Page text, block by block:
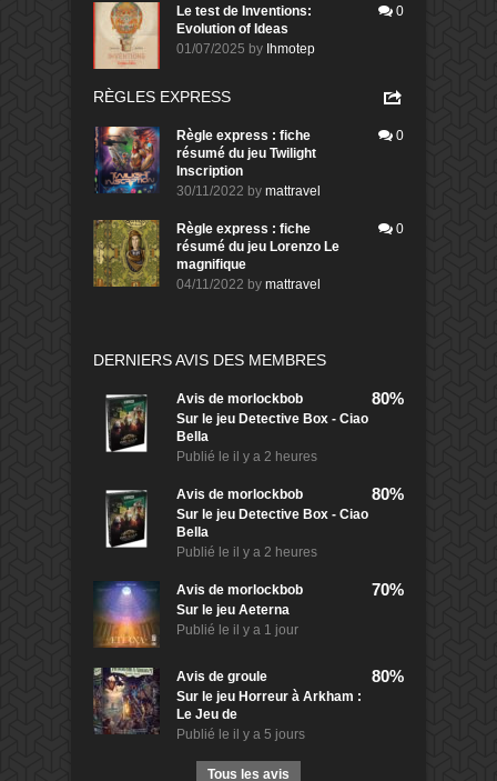
Le test de Inventions:
Evolution of Ideas
01/07/2025 by Ihmotep
0
RÈGLES EXPRESS
Règle express : fiche
résumé du jeu Twilight
Inscription
30/11/2022 by mattravel
0
Règle express : fiche
résumé du jeu Lorenzo Le
magnifique
04/11/2022 by mattravel
0
DERNIERS AVIS DES MEMBRES
Avis de morlockbob
Sur le jeu Detective Box - Ciao
Bella
Publié le il y a 2 heures
80%
Avis de morlockbob
Sur le jeu Detective Box - Ciao
Bella
Publié le il y a 2 heures
80%
Avis de morlockbob
Sur le jeu Aeterna
Publié le il y a 1 jour
70%
Avis de groule
Sur le jeu Horreur à Arkham :
Le Jeu de
Publié le il y a 5 jours
80%
Tous les avis